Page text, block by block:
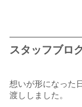
スタッフブロ
想いが形になった
渡ししました。